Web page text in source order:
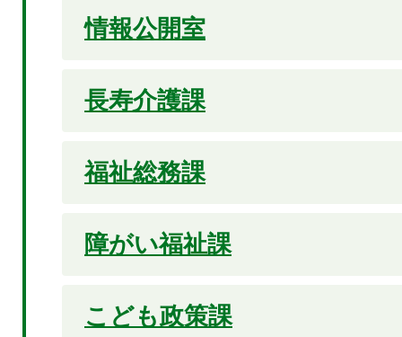
情報公開室
長寿介護課
福祉総務課
障がい福祉課
こども政策課